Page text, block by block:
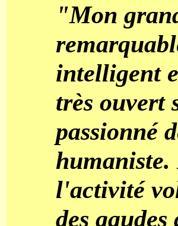
"Mon
intelligent
très ouvert
passionné
humaniste.
l'activité
des